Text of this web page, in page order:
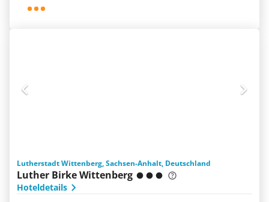
Lutherstadt Wittenberg, Sachsen-Anhalt, Deutschland
Luther Birke Wittenberg
Hoteldetails